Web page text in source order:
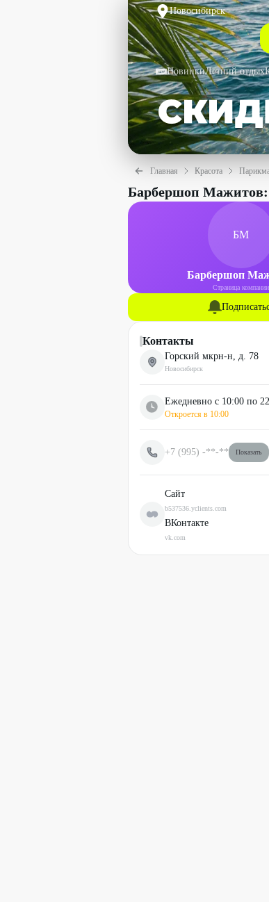
Новосибирск
НовинкиЛетний отдых
Главная Красота
Барбершоп
БМ
Барбершоп
Страница компании
Контакты
Горский мкрн-н, д. 78
Новосибирск
Ежедневно с 10:00 по
Откроется в 10:00
+7 (995) -**-** Показать
Сайт
b537536.yclients.com
ВКонтакте
vk.com